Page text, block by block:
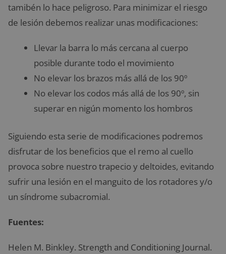
tamibén lo hace peligroso. Para minimizar el riesgo
de lesión debemos realizar unas modificaciones:
Llevar la barra lo más cercana al cuerpo
posible durante todo el movimiento
No elevar los brazos más allá de los 90º
No elevar los codos más allá de los 90º, sin
superar en nigún momento los hombros
Siguiendo esta serie de modificaciones podremos
disfrutar de los beneficios que el remo al cuello
provoca sobre nuestro trapecio y deltoides, evitando
sufrir una lesión en el manguito de los rotadores y/o
un síndrome subacromial.
Fuentes:
Helen M. Binkley. Strength and Conditioning Journal.